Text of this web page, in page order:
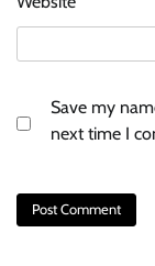
Save my
next time I